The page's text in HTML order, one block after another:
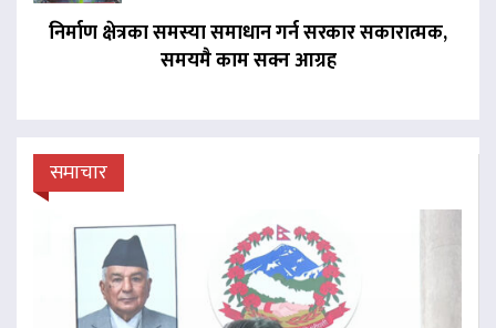
निर्माण क्षेत्रका समस्या समाधान गर्न सरकार सकारात्मक,
समयमै काम सक्न आग्रह
समाचार